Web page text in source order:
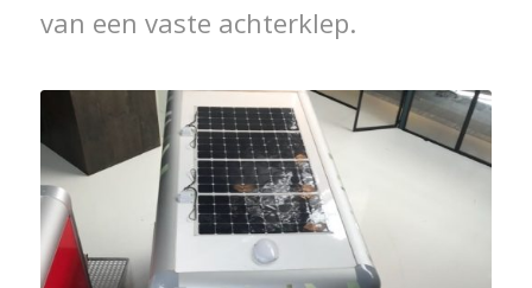
van een vaste achterklep.